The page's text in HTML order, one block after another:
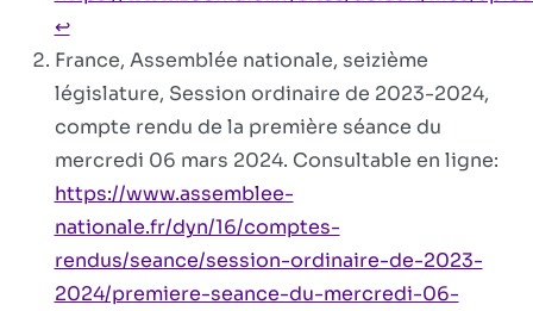
↩︎
France, Assemblée nationale, seizième
législature, Session ordinaire de 2023-2024,
compte rendu de la première séance du
mercredi 06 mars 2024. Consultable en ligne:
https://www.assemblee-
nationale.fr/dyn/16/comptes-
rendus/seance/session-ordinaire-de-2023-
2024/premiere-seance-du-mercredi-06-